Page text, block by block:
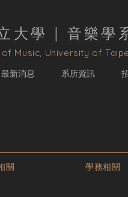
Music, University of
大學 | 音樂學
最新消息 系所資訊
關 學務相關